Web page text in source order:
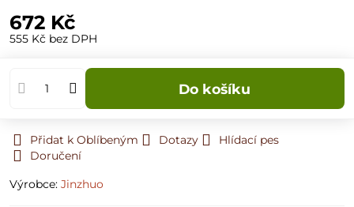
672 Kč
555 Kč bez DPH
Do košíku
Přidat k Oblíbeným Dotazy
Hlídací pes
Doručení
Výrobce: Jinzhuo